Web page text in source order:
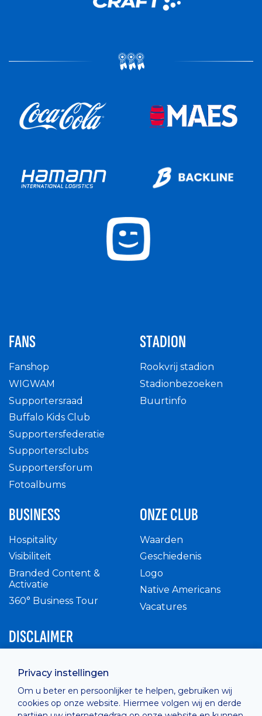
Privacy instellingen
Om u beter en persoonlijker te helpen, gebruiken wij
cookies op onze website. Hiermee volgen wij en derde
FANS
Fanshop
WIGWAM
Supportersraad
Buffalo Kids Club
Supportersfederatie
Supportersclubs
Supportersforum
Fotoalbums
STADION
Rookvrij stadion
Stadionbezoeken
Buurtinfo
BUSINESS
Hospitality
Visibiliteit
Branded Content &
Activatie
360° Business Tour
ONZE CLUB
Waarden
Geschiedenis
Logo
Native Americans
Vacatures
DISCLAIMER
Privacy Policy
Cashless
verkoopsvoorwaarden